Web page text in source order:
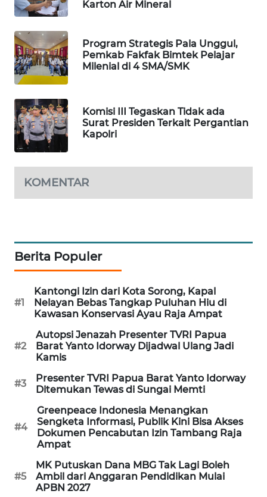
Karton Air Mineral
Program Strategis Pala Unggul,
Pemkab Fakfak Bimtek Pelajar
Milenial di 4 SMA/SMK
Komisi III Tegaskan Tidak ada
Surat Presiden Terkait Pergantian
Kapolri
KOMENTAR
Berita Populer
#1
Kantongi Izin dari Kota Sorong, Kapal
Nelayan Bebas Tangkap Puluhan Hiu di
Kawasan Konservasi Ayau Raja Ampat
#2
Autopsi Jenazah Presenter TVRI Papua
Barat Yanto Idorway Dijadwal Ulang Jadi
Kamis
#3
Presenter TVRI Papua Barat Yanto Idorway
Ditemukan Tewas di Sungai Memti
#4
Greenpeace Indonesia Menangkan
Sengketa Informasi, Publik Kini Bisa Akses
Dokumen Pencabutan Izin Tambang Raja
Ampat
#5
MK Putuskan Dana MBG Tak Lagi Boleh
Ambil dari Anggaran Pendidikan Mulai
APBN 2027
SIANTAR
METRO
MEDAN
NEWS
METRO
JAKARTA
NEWS
KRT
NEWS
JURNAL
MARITIM
HUMBANG
NEWS
GARONGGANG
NEWS
FISUELRI
ENERGI
NEWS
CILEUNGSI
NEWS